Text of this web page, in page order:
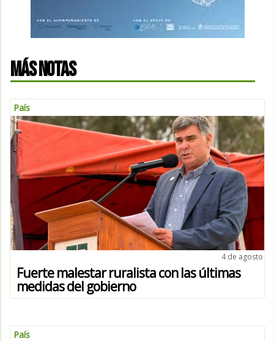
MÁS NOTAS
País
4 de agosto
Fuerte malestar ruralista con las últimas
medidas del gobierno
País